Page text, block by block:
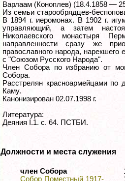
Варлаам (Коноплев) (18.4.1858 —
Из семьи старообрядцев-
В 1894 г. иеромонах. В 1902 г.
управляющий, а затем
Николаевского монастыря
направленности сразу же
православного народа,
с "Союзом Русского Народа".
Член Собора по избранию от
Собора.
Расстрелян красноармейцами
Каму.
Канонизирован 02.07.1998 г.
Литература:
Деяния I.1. с. 64. ПСТБИ.
Должности и места служения
член Собора
Собор Поместный 1917-